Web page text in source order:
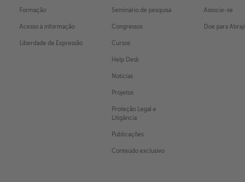
Formação
Acesso à informação
Liberdade de Expressão
Seminário de pesquisa
Congressos
Cursos
Help Desk
Notícias
Projetos
Proteção Legal e
Litigância
Publicações
Conteúdo exclusivo
Associe-se
Doe para Abraji